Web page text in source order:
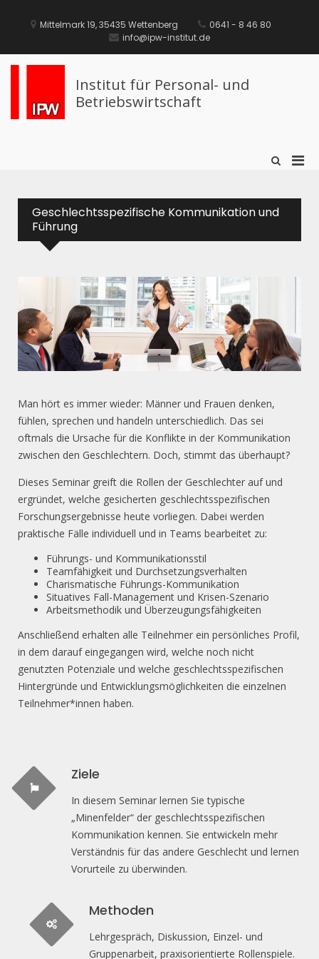
Mittelmark 19, 35435 Wettenberg
0641 - 8 46 80
info@ipw-institut.de
Institut für Personal- und
Betriebswirtschaft
Geschlechtsspezifische Kommunikation und
Führung
Man hört es immer wieder: Männer und Frauen denken,
fühlen, sprechen und handeln unterschiedlich. Das sei
oftmals die Ursache für die Konflikte in der Kommunikation
zwischen den Geschlechtern. Doch, stimmt das überhaupt?
Dieses Seminar greift die Rollen der Geschlechter auf und
ergründet, welche gesicherten geschlechtsspezifischen
Forschungsergebnisse heute vorliegen. Dabei werden
praktische Fälle individuell und in Teams bearbeitet zu:
Führungs- und Kommunikationsstil
Teamfähigkeit und Durchsetzungsverhalten
Charismatische Führungs-Kommunikation
Situatives Fall-Management und Krisen-Szenario
Arbeitsmethodik und Überzeugungsfähigkeiten
Anschließend erhalten alle Teilnehmer ein persönliches Profil,
in dem darauf eingegangen wird, welche noch nicht
genutzten Potenziale und welche geschlechtsspezifischen
Hintergründe und Entwicklungsmöglichkeiten die einzelnen
Teilnehmer*innen haben.
Ziele
In diesem Seminar lernen Sie typische
„Minenfelder“ der geschlechtsspezifischen
Kommunikation kennen. Sie entwickeln mehr
Verständnis für das andere Geschlecht und lernen
Vorurteile zu überwinden.
Methoden
Lehrgespräch, Diskussion, Einzel- und
Gruppenarbeit, praxisorientierte Rollenspiele.